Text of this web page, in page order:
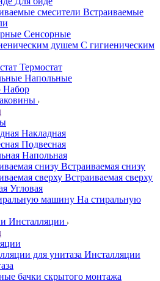
Встраиваемые
Сенсорные
С гигиеническим
Термостат
Напольные
Набор
Накладная
Подвесная
Напольная
Встраиваемая снизу
Встраиваемая сверху
Угловая
На стиральную
Инсталляции
Инсталляции